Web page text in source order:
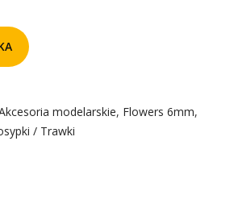
modelarskie, Flowers 6mm,
/ Trawki